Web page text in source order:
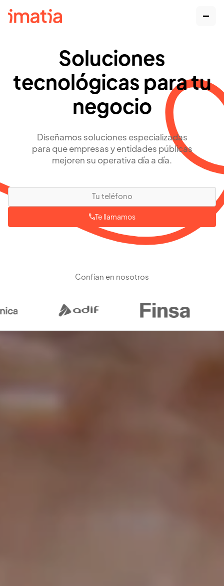
Soluciones
tecnológicas para tu
negocio
Diseñamos soluciones especializadas
para que empresas y entidades públicas
mejoren su operativa día a día.
Te llamamos
Confían en nosotros